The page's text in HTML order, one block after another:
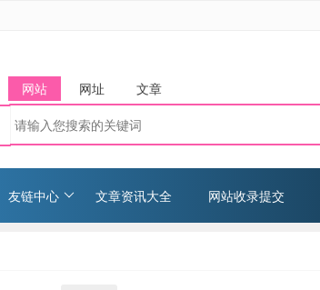
网站 网址 文章
友链中心 文章资讯大全 网站收录提交